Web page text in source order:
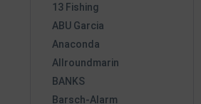
13 Fishing
ABU Garcia
Anaconda
Allroundmarin
BANKS
Barsch-Alarm